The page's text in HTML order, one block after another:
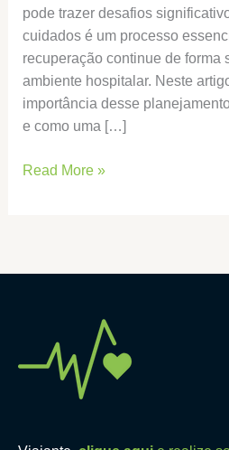
pode trazer desafios
cuidados é um processo
recuperação continue de forma
ambiente hospitalar. Neste
importância desse
e como uma […]
Read More »